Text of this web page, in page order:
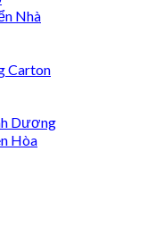
Nhà
Carton
Dương
Hòa